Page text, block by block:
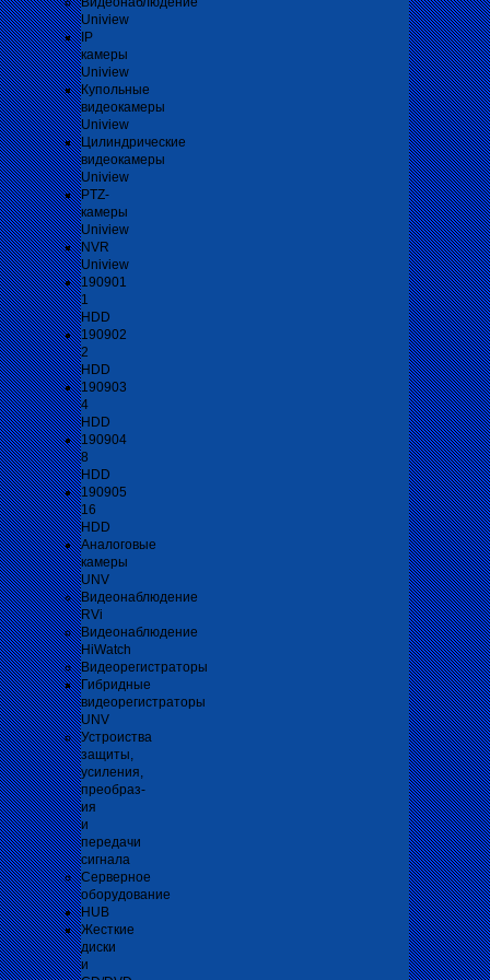
Uniview
IP
камеры
Uniview
Купольные
видеокамеры
Uniview
Цилиндрические
видеокамеры
Uniview
PTZ-
камеры
Uniview
NVR
Uniview
190901
1
HDD
190902
2
HDD
190903
4
HDD
190904
8
HDD
190905
16
HDD
Аналоговые
камеры
UNV
Видеонаблюдение
RVi
Видеонаблюдение
HiWatch
Видеорегистраторы
Гибридные
видеорегистраторы
UNV
Устроиства
защиты,
усиления,
преобраз-
ия
и
передачи
сигнала
Серверное
оборудование
HUB
Жесткие
диски
и